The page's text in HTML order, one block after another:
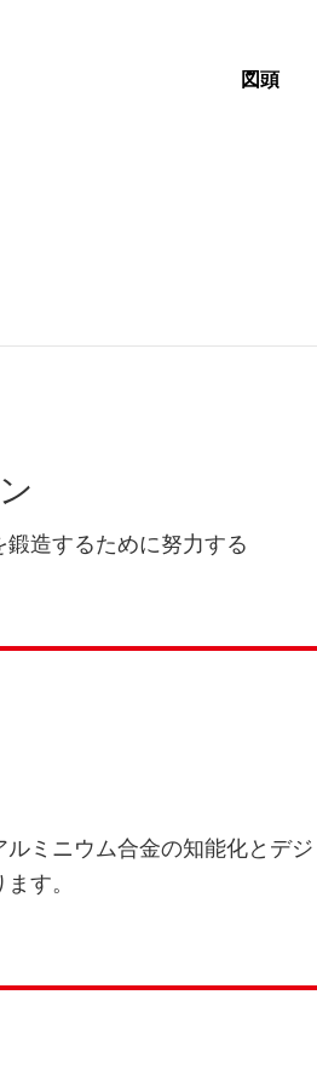
図頭
造するために努力する
ミニウム合金の知能化とデジ
す。